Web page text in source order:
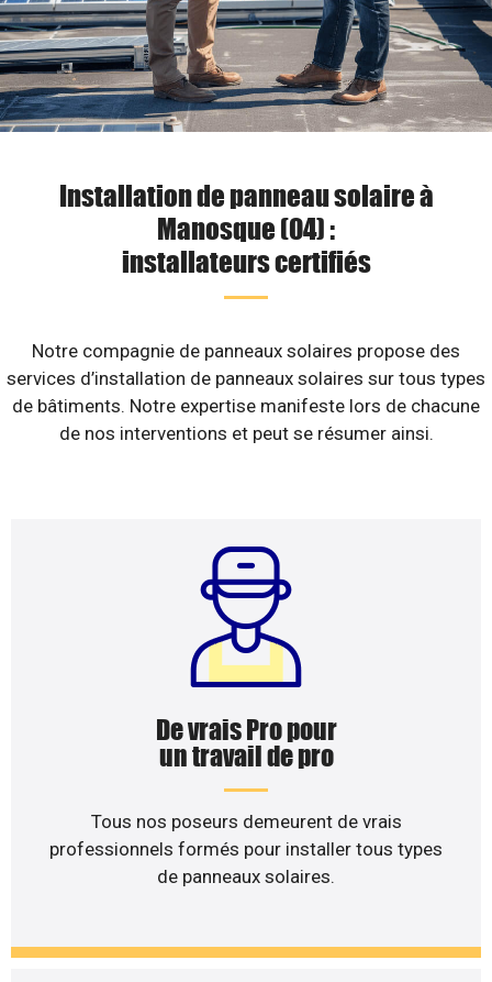
Installation de panneau solaire à
Manosque (04) :
installateurs certifiés
Notre compagnie de panneaux solaires propose des
services d’installation de panneaux solaires sur tous types
de bâtiments. Notre expertise manifeste lors de chacune
de nos interventions et peut se résumer ainsi.
De vrais Pro pour
un travail de pro
Tous nos poseurs demeurent de vrais
professionnels formés pour installer tous types
de panneaux solaires.